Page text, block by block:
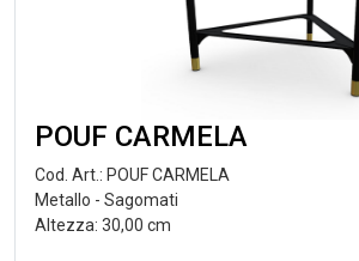
POUF CARMELA
Cod. Art.: POUF CARMELA
Metallo - Sagomati
Altezza: 30,00 cm